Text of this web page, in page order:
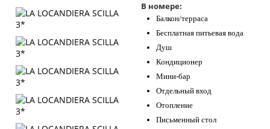
В номере:
Балкон/терраса
Бесплатная питьевая вода
Душ
Кондиционер
Мини-бар
Отдельный вход
Отопление
Письменный стол